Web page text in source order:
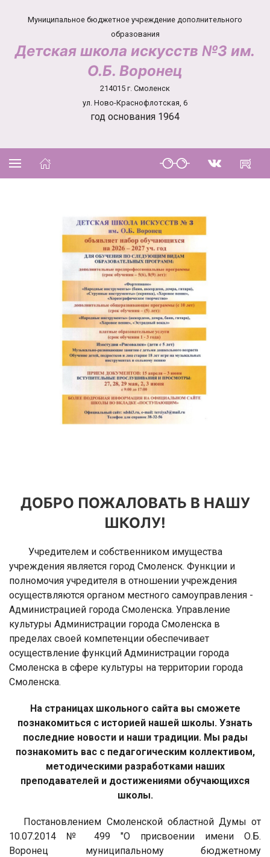
Муниципальное бюджетное учреждение дополнительного
образования
Детская школа искусств №3 им.
О.Б. Воронец
214015 г. Смоленск
ул. Ново-Краснофлотская, 6
год основания 1964
ДОБРО ПОЖАЛОВАТЬ В НАШУ
ШКОЛУ!
Учредителем и собственником имущества
учреждения является город Смоленск. Функции и
полномочия учредителя в отношении учреждения
осуществляются органом местного самоуправления -
Администрацией города Смоленска. Управление
культуры Администрации города Смоленска в
пределах своей компетенции обеспечивает
осуществление функций Администрации города
Смоленска в сфере культуры на территории города
Смоленска.
На страницах школьного сайта вы сможете
познакомиться с историей нашей школы. Узнать
последние новости и наши традиции. Мы рады
познакомить вас с педагогическим коллективом,
методическими разработками наших
преподавателей и достижениями обучающихся
школы.
Постановлением Смоленской областной Думы от
10.07.2014 № 499 "О присвоении имени О.Б.
Воронец муниципальному бюджетному